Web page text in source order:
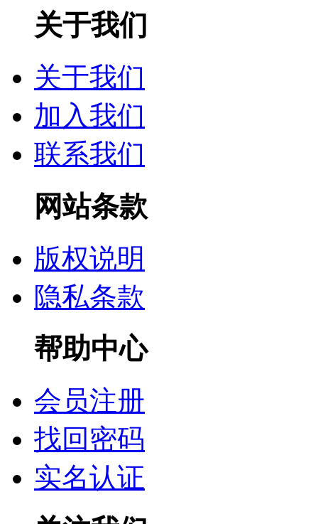
关于我们
关于我们
加入我们
联系我们
网站条款
版权说明
隐私条款
帮助中心
会员注册
找回密码
实名认证